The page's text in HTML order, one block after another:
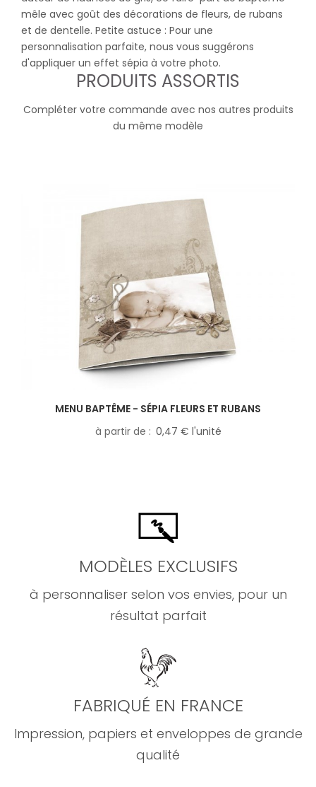
mêle avec goût des décorations de fleurs, de rubans
et de dentelle. Petite astuce : Pour une
personnalisation parfaite, nous vous suggérons
d'appliquer un effet sépia à votre photo.
PRODUITS ASSORTIS
Compléter votre commande avec nos autres produits
du même modèle
MENU BAPTÊME - SÉPIA FLEURS ET RUBANS
à partir de
0,47 € l'unité
MODÈLES EXCLUSIFS
à personnaliser selon vos envies, pour un
résultat parfait
FABRIQUÉ EN FRANCE
Impression, papiers et enveloppes de grande
qualité